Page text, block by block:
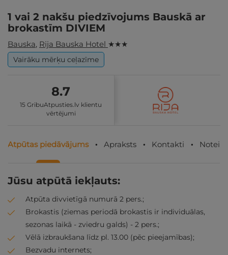
1 vai 2 nakšu piedzīvojums Bauskā ar
brokastīm DIVIEM
Bauska, Rija Bauska Hotel ★ ★ ★
Vairāku mērķu ceļazīme
8.7
15 GribuAtpusties.lv klientu
vērtējumi
Atpūtas piedāvājums Apraksts Kontakti
Jūsu atpūtā iekļauts:
Atpūta divvietīgā numurā 2 pers.;
Brokastis (ziemas periodā brokastis ir individuālas,
sezonas laikā - zviedru galds) - 2 pers.;
Vēlā izbraukšana līdz pl. 13.00 (pēc pieejamības);
Bezvadu internets;